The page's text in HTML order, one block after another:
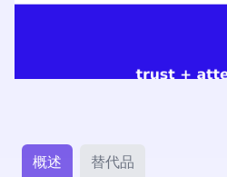
概述 替代品